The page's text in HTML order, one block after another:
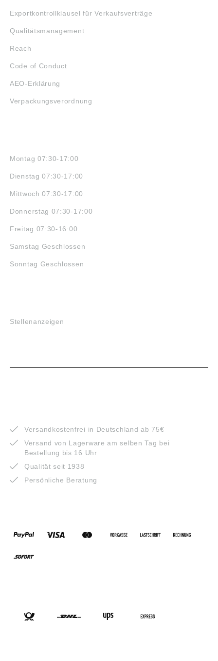
Exportkontrollklausel für Verkaufsverträge
Qualitätsmanagement
Reach
Code of Conduct
AEO-Erklärung
Verpackungsverordnung
Montag 07:30-17:00
Dienstag 07:30-17:00
Mittwoch 07:30-17:00
Donnerstag 07:30-17:00
Freitag 07:30-16:00
Samstag Geschlossen
Sonntag Geschlossen
Stellenanzeigen
Versandkostenfrei in Deutschland ab 75€
Versand von Lagerware am selben Tag bei
Bestellung bis 16 Uhr
Qualität seit 1938
Persönliche Beratung